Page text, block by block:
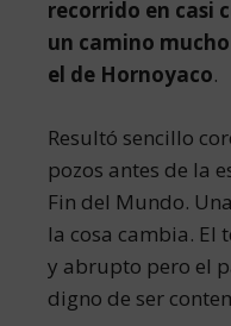
recorrido en casi
un camino
el de Hornoyaco.
Resultó sencillo
pozos antes de la
Fin del Mundo.
la cosa cambia. El
y abrupto pero el
digno de ser